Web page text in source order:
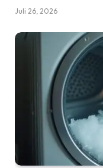
Juli 26, 2026